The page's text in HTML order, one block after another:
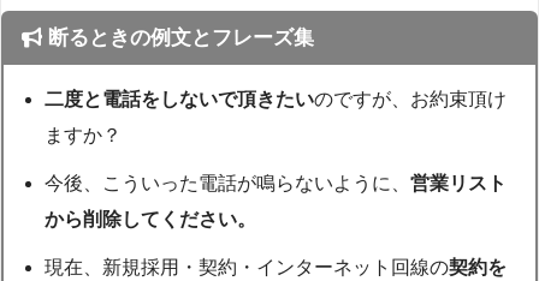
断るときの例文とフレーズ集
二度と電話をしないで頂きたいのですが、お約束頂け
ますか？
今後、こういった電話が鳴らないように、営業リスト
から削除してください。
現在、新規採用・契約・インターネット回線の契約を